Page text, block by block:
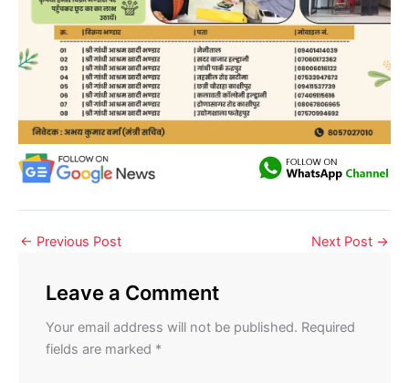
← Previous Post Next Post →
Leave a Comment
Your email address will not be published. Required
fields are marked *